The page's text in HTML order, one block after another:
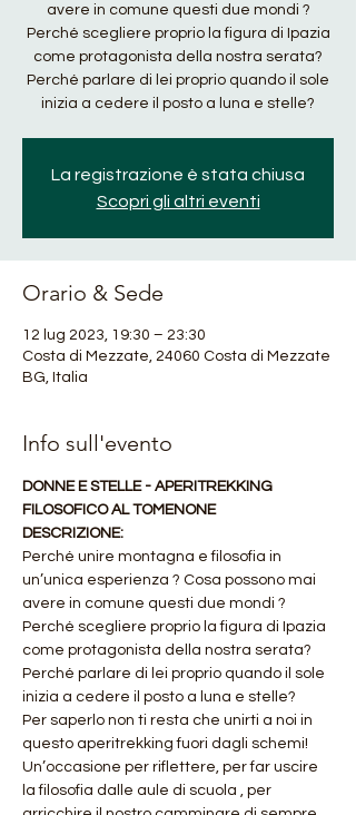
avere in comune questi due mondi ?
Perché scegliere proprio la figura di Ipazia
come protagonista della nostra serata?
Perché parlare di lei proprio quando il sole
inizia a cedere il posto a luna e stelle?
La registrazione è stata chiusa
Scopri gli altri eventi
Orario & Sede
12 lug 2023, 19:30 – 23:30
Costa di Mezzate, 24060 Costa di Mezzate
BG, Italia
Info sull'evento
DONNE E STELLE - APERITREKKING
FILOSOFICO AL TOMENONE
DESCRIZIONE:
Perché unire montagna e filosofia in
un’unica esperienza ? Cosa possono mai
avere in comune questi due mondi ?
Perché scegliere proprio la figura di Ipazia
come protagonista della nostra serata?
Perché parlare di lei proprio quando il sole
inizia a cedere il posto a luna e stelle?
Per saperlo non ti resta che unirti a noi in
questo aperitrekking fuori dagli schemi!
Un’occasione per riflettere, per far uscire
la filosofia dalle aule di scuola , per